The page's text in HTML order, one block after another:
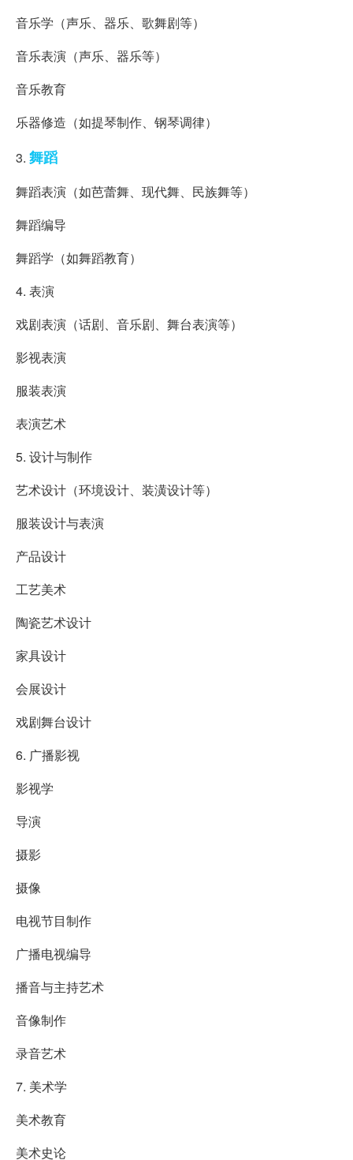
音乐学（声乐、器乐、歌舞剧等）
音乐表演（声乐、器乐等）
音乐教育
乐器修造（如提琴制作、钢琴调律）
3. 舞蹈
舞蹈表演（如芭蕾舞、现代舞、民族舞等）
舞蹈编导
舞蹈学（如舞蹈教育）
4. 表演
戏剧表演（话剧、音乐剧、舞台表演等）
影视表演
服装表演
表演艺术
5. 设计与制作
艺术设计（环境设计、装潢设计等）
服装设计与表演
产品设计
工艺美术
陶瓷艺术设计
家具设计
会展设计
戏剧舞台设计
6. 广播影视
影视学
导演
摄影
摄像
电视节目制作
广播电视编导
播音与主持艺术
音像制作
录音艺术
7. 美术学
美术教育
美术史论